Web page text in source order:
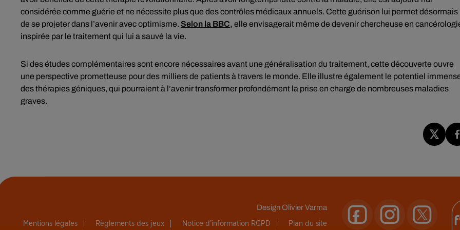
considérée comme guérie et ne nécessite plus que des contrôles médicaux annuels. Cette guérison lui permet désormais
de se projeter dans l’avenir avec optimisme. Selon la BBC, elle envisagerait même de devenir chercheuse en
inspirée par le traitement qui lui a sauvé la vie.
Si des études complémentaires sont encore nécessaires avant une généralisation du traitement, cette découverte ouvre
une perspective prometteuse pour des milliers de patients à travers le monde. Elle illustre également le potentiel
des thérapies géniques, qui pourraient à l’avenir transformer profondément la prise en charge de nombreuses maladies
graves.
DesignOlivier Varma
Mentions légales Règlements des jeux Notice d’information RGPD Plan du site